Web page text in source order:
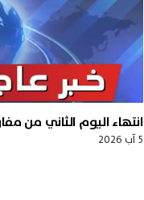
انتهاء اليوم الثاني من
5 آب 2026